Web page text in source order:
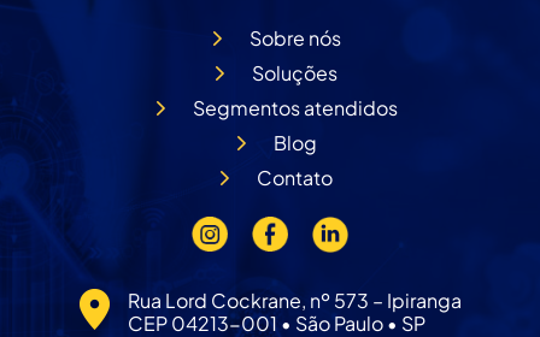
Sobre nós
Soluções
Segmentos atendidos
Blog
Contato
Rua Lord Cockrane, nº 573 – Ipiranga
CEP 04213-001 • São Paulo • SP